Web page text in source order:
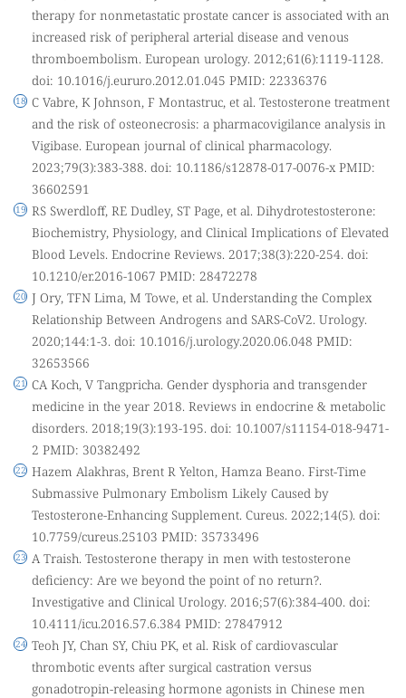
therapy for nonmetastatic prostate cancer is associated with an
increased risk of peripheral arterial disease and venous
thromboembolism. European urology. 2012;61(6):1119-1128.
doi: 10.1016/j.eururo.2012.01.045 PMID: 22336376
C Vabre, K Johnson, F Montastruc, et al. Testosterone treatment
and the risk of osteonecrosis: a pharmacovigilance analysis in
Vigibase. European journal of clinical pharmacology.
2023;79(3):383-388. doi: 10.1186/s12878-017-0076-x PMID:
36602591
RS Swerdloff, RE Dudley, ST Page, et al. Dihydrotestosterone:
Biochemistry, Physiology, and Clinical Implications of Elevated
Blood Levels. Endocrine Reviews. 2017;38(3):220-254. doi:
10.1210/er.2016-1067 PMID: 28472278
J Ory, TFN Lima, M Towe, et al. Understanding the Complex
Relationship Between Androgens and SARS-CoV2. Urology.
2020;144:1-3. doi: 10.1016/j.urology.2020.06.048 PMID:
32653566
CA Koch, V Tangpricha. Gender dysphoria and transgender
medicine in the year 2018. Reviews in endocrine & metabolic
disorders. 2018;19(3):193-195. doi: 10.1007/s11154-018-9471-
2 PMID: 30382492
Hazem Alakhras, Brent R Yelton, Hamza Beano. First-Time
Submassive Pulmonary Embolism Likely Caused by
Testosterone-Enhancing Supplement. Cureus. 2022;14(5). doi:
10.7759/cureus.25103 PMID: 35733496
A Traish. Testosterone therapy in men with testosterone
deficiency: Are we beyond the point of no return?.
Investigative and Clinical Urology. 2016;57(6):384-400. doi:
10.4111/icu.2016.57.6.384 PMID: 27847912
Teoh JY, Chan SY, Chiu PK, et al. Risk of cardiovascular
thrombotic events after surgical castration versus
gonadotropin-releasing hormone agonists in Chinese men